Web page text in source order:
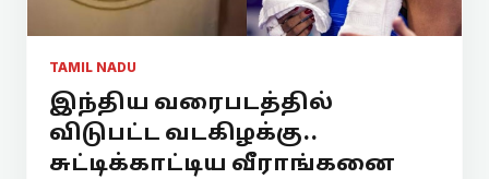
TAMIL NADU
இந்திய வரைபடத்தில்
விடுபட்ட வடகிழக்கு..
சுட்டிக்காட்டிய வீராங்கனை